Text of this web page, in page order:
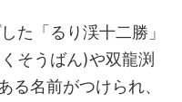
た「るり渓十二勝」
そうばん)や双龍渕
る名前がつけられ、